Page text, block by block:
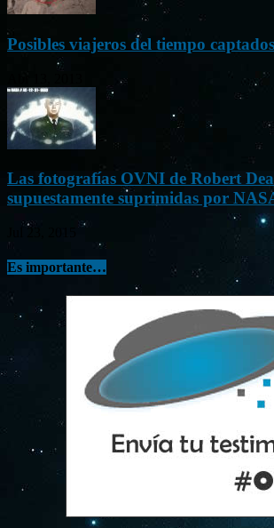
Posibles viajeros del tiempo
Las fotografías OVNI de Robert
supuestamente suprimidas por
Es importante…